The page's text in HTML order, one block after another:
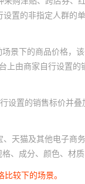
置的非指定人群的
景下的商品价格，
上由商家自行设置的
设置的销售标价并叠
天猫及其他电子商
、成分、颜色、材
较下的场景。